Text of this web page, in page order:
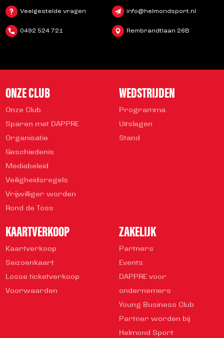
Veelgestelde vragen info@helmondsport.nl
0492 524 721 Rembrandtlaan 26B
ONZE CLUB
Onze Club
Sparen met DAPPRE
Organisatie
Geschiedenis
Mediabeleid
Veiligheidsregels
Vrijwilliger worden
Rond de Toss
WEDSTRIJDEN
Programma
Uitslagen
Stand
KAARTVERKOOP
Kaartverkoop
Seizoenkaart
Losse ticketverkoop
Voorwaarden
ZAKELIJK
Partners
Events
DAPPRE voor
ondernemers
Young Business Club
Partner worden bij
Helmond Sport